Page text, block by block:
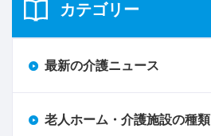
カテゴリー
最新の介護ニュース
老人ホーム・介護施設の種類